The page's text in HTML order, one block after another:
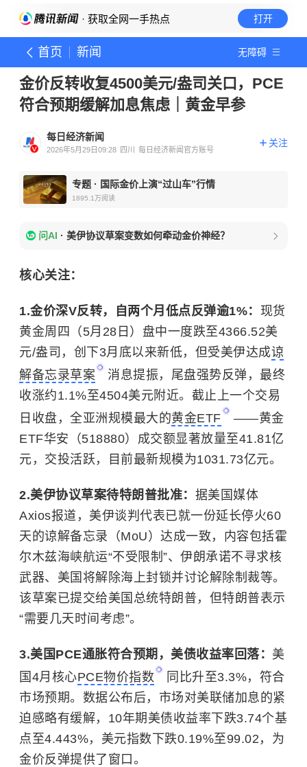
· 获取全网一手热点 打开
首页 新闻 无障碍
金价反转收复4500美元/盎司关口，PCE
符合预期缓解加息焦虑｜黄金早参
每日经济新闻
2026年5月29日09:28 四川 每日经济新闻官方账号
关注
专题 · 国际金价上演“过山车”行情
1895.1万阅读
问AI · 美伊协议草案变数如何牵动金价神经？
核心关注：
1.金价深V反转，自两个月低点反弹逾1%： 现货
黄金周四（5月28日）盘中一度跌至4366.52美
元/盎司，创下3月底以来新低，但受美伊达成谅
解备忘录草案
消息提振，尾盘强势反弹，最终
收涨约1.1%至4504美元附近。截止上一个交易
日收盘，全亚洲规模最大的黄金ETF
——黄金
ETF华安（518880）成交额显著放量至41.81亿
元，交投活跃，目前最新规模为1031.73亿元。
2.美伊协议草案待特朗普批准： 据美国媒体
Axios报道，美伊谈判代表已就一份延长停火60
天的谅解备忘录（MoU）达成一致，内容包括霍
尔木兹海峡航运“不受限制”、伊朗承诺不寻求核
武器、美国将解除海上封锁并讨论解除制裁等。
该草案已提交给美国总统特朗普，但特朗普表示
“需要几天时间考虑”。
3.美国PCE通胀符合预期，美债收益率回落： 美
国4月核心PCE物价指数
同比升至3.3%，符合
市场预期。数据公布后，市场对美联储加息的紧
迫感略有缓解，10年期美债收益率下跌3.74个基
点至4.443%，美元指数下跌0.19%至99.02，为
金价反弹提供了窗口。